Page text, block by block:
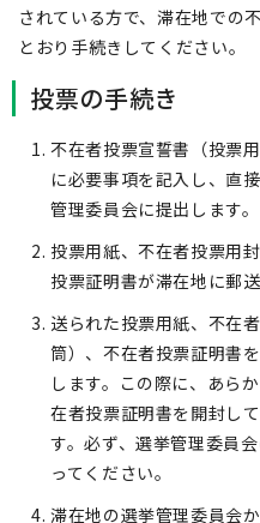
されている方で、滞在地での
とおり手続きしてください。
投票の手続き
不在者投票宣誓書（投票
に必要事項を記入し、直
管理委員会に提出します。
投票用紙、不在者投票用
投票証明書が滞在地に郵送
送られた投票用紙、不在
筒）、不在者投票証明書
します。この際に、あら
在者投票証明書を開封し
す。必ず、選挙管理委員
ってください。
滞在地の選挙管理委員会